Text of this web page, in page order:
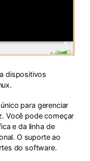
dispositivos
para gerenciar
Você pode começar
e da linha de
O suporte ao
do software.